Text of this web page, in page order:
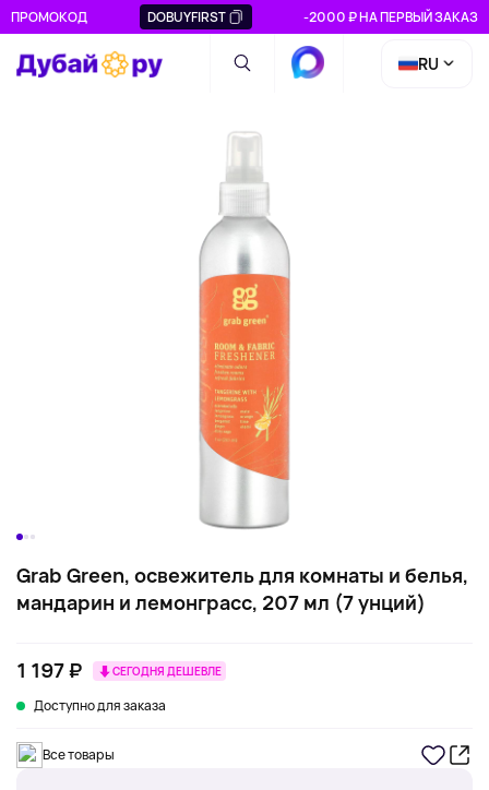
ПРОМОКОД DOBUYFIRST -2000 ₽ НА ПЕРВЫЙ ЗАКАЗ
RU
Grab Green, освежитель для комнаты и белья,
мандарин и лемонграсс, 207 мл (7 унций)
1 197 ₽ СЕГОДНЯ ДЕШЕВЛЕ
Доступно для заказа
Все товары